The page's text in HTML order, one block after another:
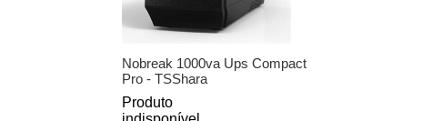
Nobreak 1000va Ups Compact
Pro - TSShara
Produto